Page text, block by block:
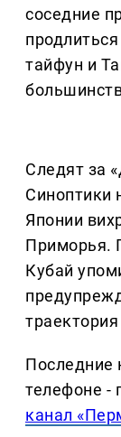
соседние
тайфун и
Следят за
Синоптики
Японии
Приморья.
Кубай
Последние
телефоне -
канал